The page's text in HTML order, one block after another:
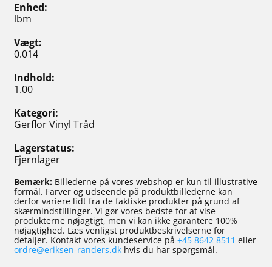
Enhed
lbm
Vægt
0.014
Indhold
1.00
Kategori
Gerflor Vinyl Tråd
Lagerstatus
Fjernlager
Bemærk: Billederne på vores webshop er kun til illustrative
formål. Farver og udseende på produktbillederne kan
derfor variere lidt fra de faktiske produkter på grund af
skærmindstillinger. Vi gør vores bedste for at vise
produkterne nøjagtigt, men vi kan ikke garantere 100%
nøjagtighed. Læs venligst produktbeskrivelserne for
detaljer. Kontakt vores kundeservice på +45 8642 8511 eller
ordre@eriksen-randers.dk hvis du har spørgsmål.